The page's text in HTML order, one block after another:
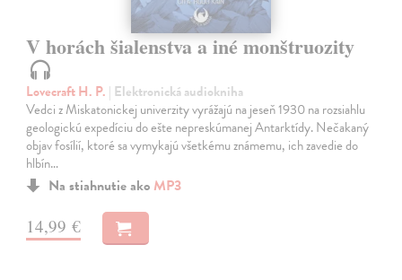
V horách šialenstva a iné monštruozity
Lovecraft H. P. | Elektronická audiokniha
Vedci z Miskatonickej univerzity vyrážajú na jeseň 1930 na rozsiahlu
geologickú expedíciu do ešte nepreskúmanej Antarktídy. Nečakaný
objav fosílií, ktoré sa vymykajú všetkému známemu, ich zavedie do
hlbín…
Na stiahnutie ako MP3
14,99 €